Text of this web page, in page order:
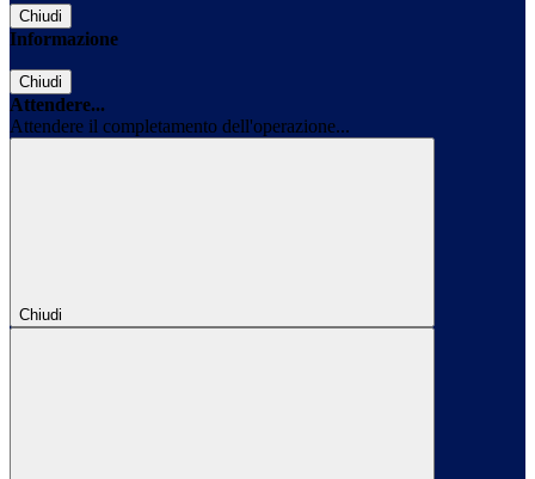
Chiudi
Informazione
Chiudi
Attendere...
Attendere il completamento dell'operazione...
Chiudi